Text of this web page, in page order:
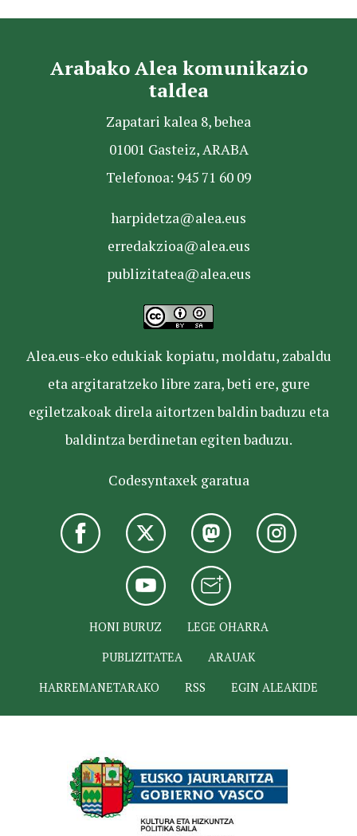
Arabako Alea komunikazio
taldea
Zapatari kalea 8, behea
01001 Gasteiz, ARABA
Telefonoa: 945 71 60 09
harpidetza@alea.eus
erredakzioa@alea.eus
publizitatea@alea.eus
Alea.eus-eko edukiak kopiatu, moldatu, zabaldu
eta argitaratzeko libre zara, beti ere, gure
egiletzakoak direla aitortzen baldin baduzu eta
baldintza berdinetan egiten baduzu.
Codesyntaxek garatua
HONI BURUZ
LEGE OHARRA
PUBLIZITATEA
ARAUAK
HARREMANETARAKO
RSS EGIN ALEAKIDE